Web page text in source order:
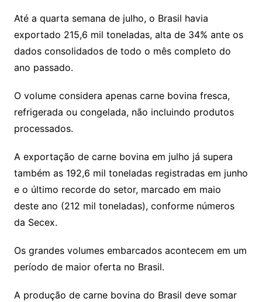
o
m
Até a quarta semana de julho, o Brasil havia
exportado 215,6 mil toneladas, alta de 34% ante os
dados consolidados de todo o mês completo do
ano passado.
O volume considera apenas carne bovina fresca,
refrigerada ou congelada, não incluindo produtos
processados.
A exportação de carne bovina em julho já supera
também as 192,6 mil toneladas registradas em junho
e o último recorde do setor, marcado em maio
deste ano (212 mil toneladas), conforme números
da Secex.
Os grandes volumes embarcados acontecem em um
período de maior oferta no Brasil.
A produção de carne bovina do Brasil deve somar